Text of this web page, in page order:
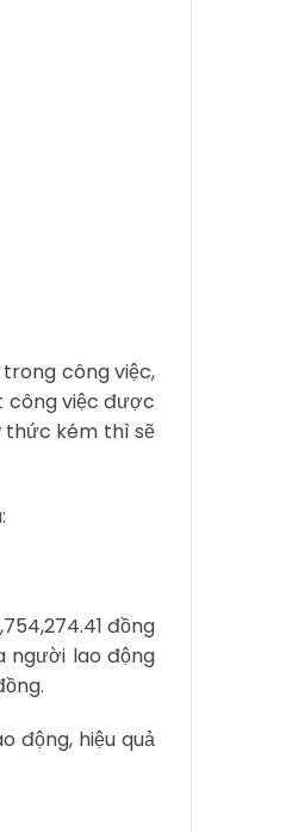
công việc,
công việc được
thức kém thì sẽ
đồng
người lao động
động, hiệu quả